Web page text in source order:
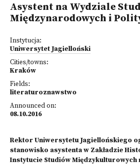
Asystent na Wydziale
Międzynarodowych i
Instytucja:
Uniwersytet Jagielloński
Cities/towns:
Kraków
Fields:
literaturoznawstwo
Announced on:
08.10.2016
Rektor Uniwersytetu Jagiellońskiego
stanowisko asystenta w Zakładzie
Instytucie Studiów Międzykulturowych